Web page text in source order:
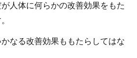
人体に何らかの改善効果をもた
かなる改善効果ももたらしてはな